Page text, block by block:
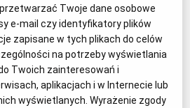
Twoje dane osobowe
e-mail czy identyfikatory plików
zapisane w tych plikach do celów
na potrzeby wyświetlania
Twoich zainteresowań i
aplikacjach i w Internecie lub
wyświetlanych. Wyrażenie zgody